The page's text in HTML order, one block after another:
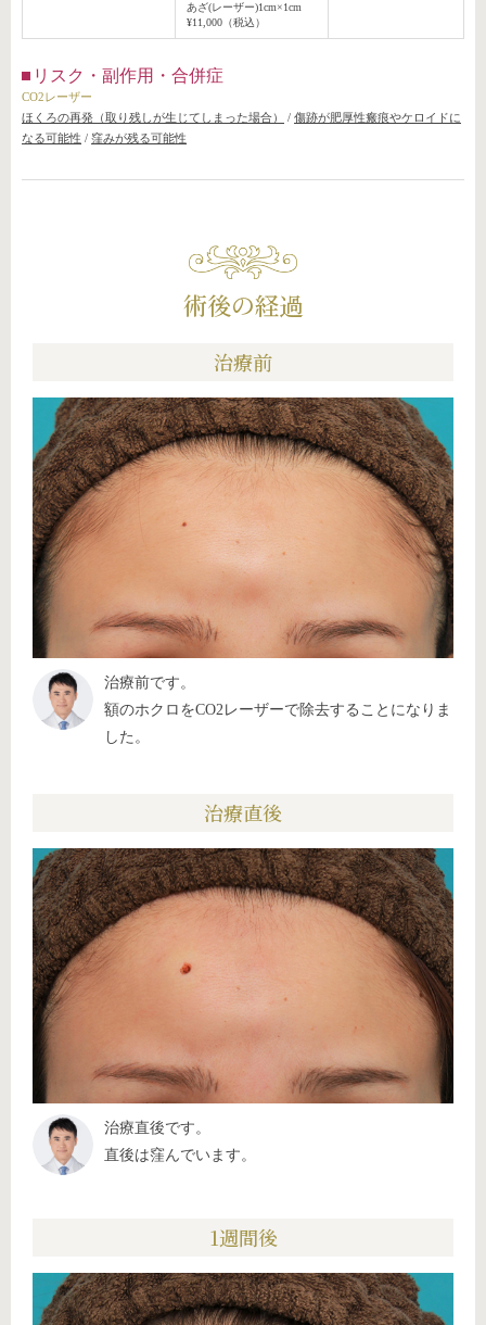
あざ(レーザー)1cm×1cm
¥11,000（税込）
リスク・副作用・合併症
CO2レーザー
ほくろの再発（取り残しが生じてしまった場合）
/ 傷跡が肥厚性瘢痕やケロイドに
なる可能性 / 窪みが残る可能性
術後の経過
治療前
治療前です。
額のホクロをCO2レーザーで除去することになりま
した。
治療直後
治療直後です。
直後は窪んでいます。
1週間後